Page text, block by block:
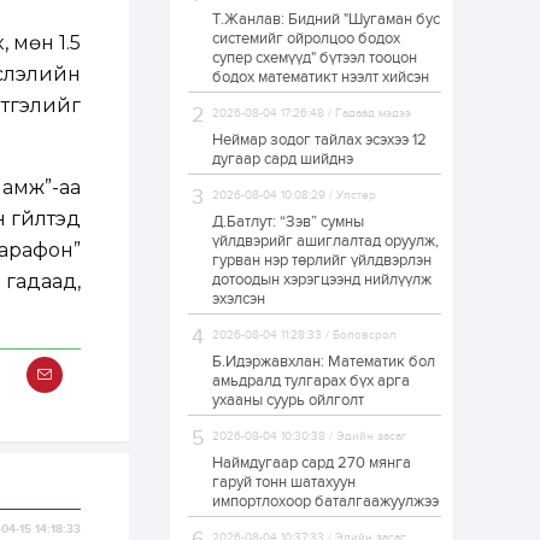
мөн 1.5
аа
15 14:18:33
ЗГ: Автобензин,
дизель түлшний
онцгой албан
татварыг тэглэлээ
1 өдөр 2
З.Мэндсайхан:
Хүнсний нөөцийг
бэлтгэх агуулах,
зоорь бэлтгэх ААН-
үүдэд хөнгөлөлттэй
зээл олгоно
1 өдөр 1 0
Европ дахь
соёлын наадам
боллоо
1 өдөр 2
Өнгөрсөн сард
металл худалдан
авчээ
1 өдөр 0 0
Т.Жанлав: Бидний "Шугаман бус
системийг ойролцоо бодох
супер схемүүд" бүтээл тооцон
бодох математикт нээлт хийсэн
2026-08-04 17:26:48 / Гадаад мэдээ
Неймар зодог тайлах эсэхээ 12
дугаар сард шийднэ
2026-08-04 10:08:29 / Улстөр
Д.Батлут: “Зэв” сумны
үйлдвэрийг ашиглалтад оруулж,
гурван нэр төрлийг үйлдвэрлэн
дотоодын хэрэгцээнд нийлүүлж
эхэлсэн
2026-08-04 11:28:33 / Боловсрол
Б.Идэржавхлан: Математик бол
амьдралд тулгарах бүх арга
ухааны суурь ойлголт
2026-08-04 10:30:38 / Эдийн засаг
Наймдугаар сард 270 мянга
гаруй тонн шатахуун
импортлохоор баталгаажуулжээ